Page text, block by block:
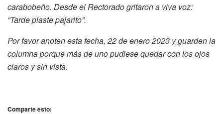
carabobeño. Desde el Rectorado gritaron a viva voz:
“Tarde piaste pajarito”.
Por favor anoten esta fecha, 22 de enero 2023 y guarden la
columna porque más de uno pudiese quedar con los ojos
claros y sin vista.
Comparte esto: